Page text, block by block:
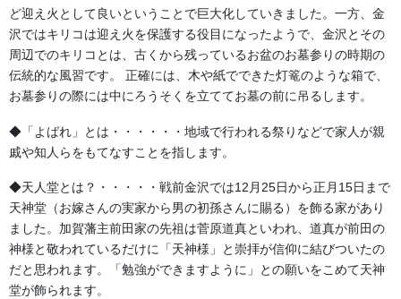
幕・のぼり
神社の拝殿はもちろん、お祭りの日に神様をお迎えするご一般家
庭の玄関口を格調高く彩る玄関
幕です。
ど迎え火として良いということで巨大化していきました。一方、金
沢ではキリコは迎え火を保護する役目になったようで、金沢とその
周辺でのキリコとは、古くから残っているお盆のお墓参りの時期の
伝統的な風習です。 正確には、木や紙でできた灯篭のような箱で、
お墓参りの際には中にろうそくを立ててお墓の前に吊るします。
◆「よばれ」とは・・・・・・地域で行われる祭りなどで家人が親
戚や知人らをもてなすことを指します。
◆天人堂とは？・・・・・戦前金沢では12月25日から正月15日まで
天神堂（お嫁さんの実家から男の初孫さんに賜る）を飾る家があり
ました。加賀藩主前田家の先祖は菅原道真といわれ、道真が前田の
神様と敬われているだけに「天神様」と崇拝が信仰に結びついたの
だと思われます。「勉強ができますように」との願いをこめて天神
堂が飾られます。